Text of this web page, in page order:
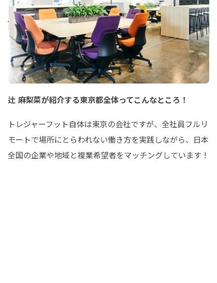
辻 麻梨菜が紹介する東京都全体ってこんなところ！
トレジャーフット自体は東京の会社ですが、全社員フルリ
モートで場所にとらわれない働き方を実践しながら、日本
全国の企業や地域と複業希望者をマッチングしています！